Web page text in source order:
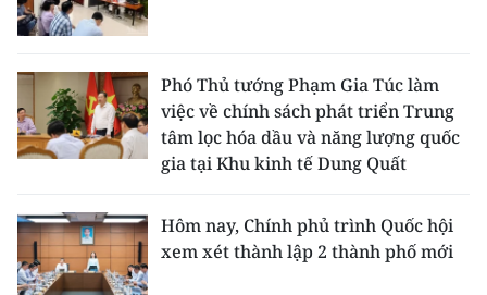
Phó Thủ tướng Phạm Gia Túc làm
việc về chính sách phát triển Trung
tâm lọc hóa dầu và năng lượng quốc
gia tại Khu kinh tế Dung Quất
Hôm nay, Chính phủ trình Quốc hội
xem xét thành lập 2 thành phố mới